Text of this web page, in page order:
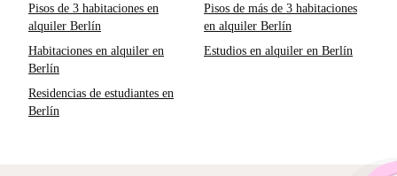
Pisos de 3 habitaciones en
alquiler Berlín
Pisos de más de 3 habitaciones
en alquiler Berlín
Habitaciones en alquiler en
Berlín
Estudios en alquiler en Berlín
Residencias de estudiantes en
Berlín